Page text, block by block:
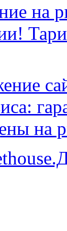
на
на